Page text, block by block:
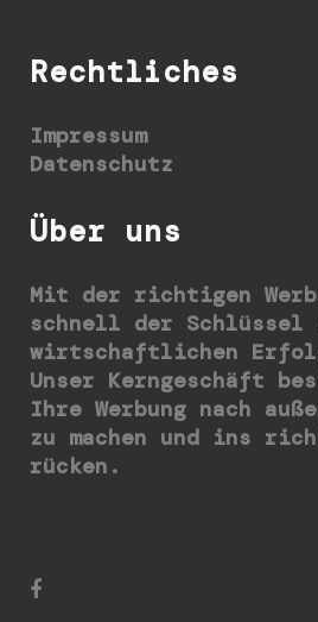
Rechtliches
Impressum
Datenschutz
Über uns
Mit der richtigen
schnell der Schlüssel
wirtschaftlichen
Unser Kerngeschäft
Ihre Werbung nach
zu machen und ins
rücken.